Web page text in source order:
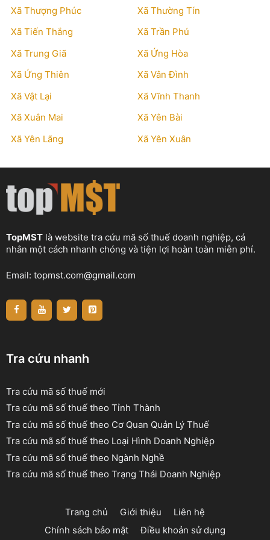
Xã Thượng Phúc
Xã Thường Tín
Xã Tiến Thắng
Xã Trần Phú
Xã Trung Giã
Xã Ứng Hòa
Xã Ứng Thiên
Xã Vân Đình
Xã Vật Lại
Xã Vĩnh Thanh
Xã Xuân Mai
Xã Yên Bài
Xã Yên Lãng
Xã Yên Xuân
TopMST là website tra cứu mã số thuế doanh nghiệp, cá
nhân một cách nhanh chóng và tiện lợi hoàn toàn miễn phí.
Email: topmst.com@gmail.com
Tra cứu nhanh
Tra cứu mã số thuế mới
Tra cứu mã số thuế theo Tỉnh Thành
Tra cứu mã số thuế theo Cơ Quan Quản Lý Thuế
Tra cứu mã số thuế theo Loại Hình Doanh Nghiệp
Tra cứu mã số thuế theo Ngành Nghề
Tra cứu mã số thuế theo Trạng Thái Doanh Nghiệp
Trang chủ Giới thiệu
Liên hệ
Chính sách bảo mật
Điều khoản sử dụng